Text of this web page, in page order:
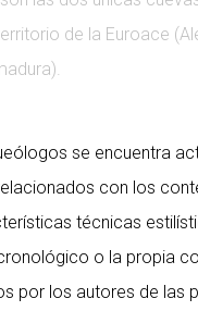
de la Euroace
se encuentra
con los
técnicas
o la propia
por los autores de las